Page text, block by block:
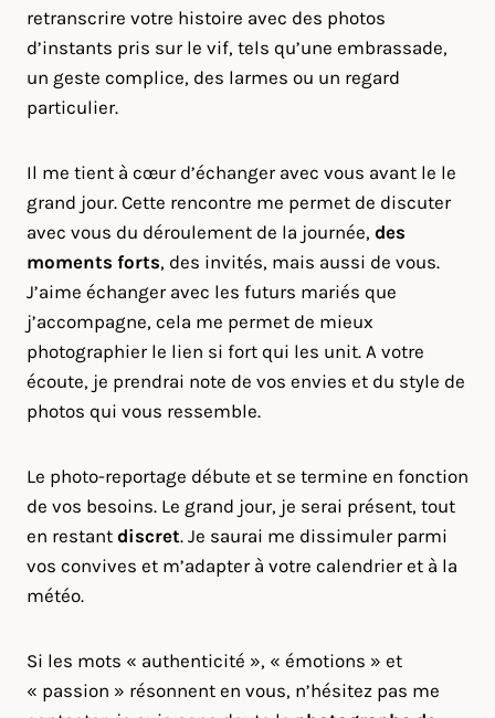
retranscrire votre histoire avec des photos
d’instants pris sur le vif, tels qu’une embrassade,
un geste complice, des larmes ou un regard
particulier.
Il me tient à cœur d’échanger avec vous avant le le
grand jour. Cette rencontre me permet de discuter
avec vous du déroulement de la journée, des
moments forts, des invités, mais aussi de vous.
J’aime échanger avec les futurs mariés que
j’accompagne, cela me permet de mieux
photographier le lien si fort qui les unit. A votre
écoute, je prendrai note de vos envies et du style de
photos qui vous ressemble.
Le photo-reportage débute et se termine en fonction
de vos besoins. Le grand jour, je serai présent, tout
en restant discret. Je saurai me dissimuler parmi
vos convives et m’adapter à votre calendrier et à la
météo.
Si les mots « authenticité », « émotions » et
« passion » résonnent en vous, n’hésitez pas me